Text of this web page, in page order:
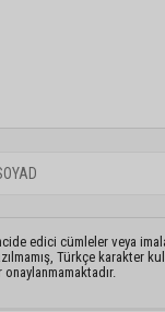
edici cümleler veya
Türkçe karakter
onaylanmamaktadır.